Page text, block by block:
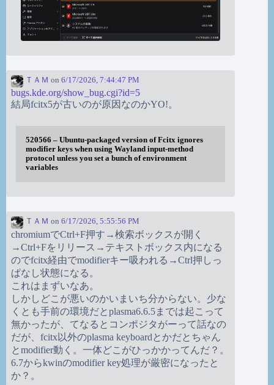
ＴＡＭ on 6/17/2026, 7:44:47 PM
bugs.kde.org/show_bug.cgi?id=5
結局fcitx5が古いのが原因なのかYO!。
520566 – Ubuntu-packaged version of Fcitx ignores
modifier keys when using Wayland input-method
protocol unless you set a bunch of environment
variables
ＴＡＭ on 6/17/2026, 5:55:56 PM
chromiumでCtrl+F押す→検索ボックスが開く
→Ctrl+Fをリリース→テキストボックス内になる
のでfcitx経由でmodifierキー吸われる→Ctrl押しっ
ぱなし状態になる。
これはまずいなあ。
しかしどこが悪いのかいまいち分からない。少な
くとも手前の環境だとplasma6.6.5までは起こって
無かったが、てなるとコンポジタがーって話なの
だが、fcitx以外のplasma keyboardとかだとちゃん
とmodifier動く。一体どこがひっかかってんだ？。
6.7からkwinのmodifier key処理が厳密になったと
か？。